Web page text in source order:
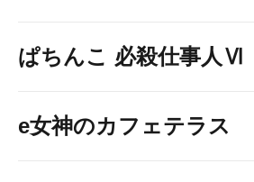
ぱちんこ 必殺仕事人Ⅵ
e女神のカフェテラス